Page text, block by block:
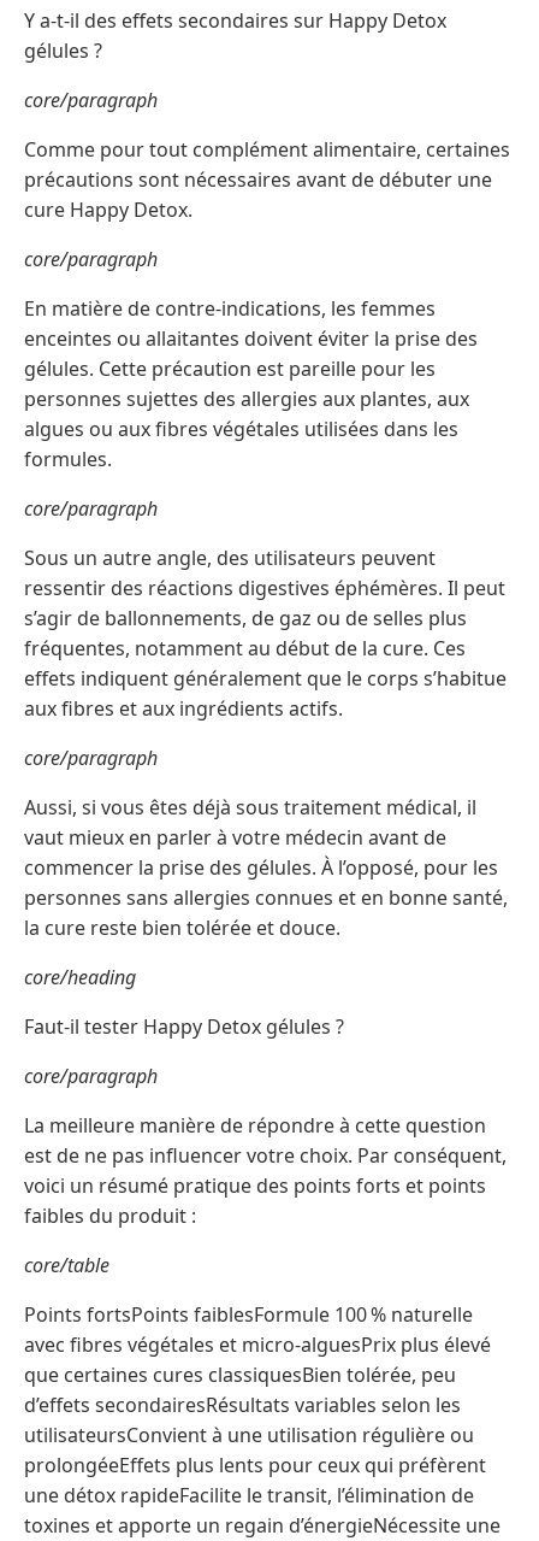
Y a-t-il des effets secondaires sur Happy Detox
gélules ?
core/paragraph
Comme pour tout complément alimentaire, certaines
précautions sont nécessaires avant de débuter une
cure Happy Detox.
core/paragraph
En matière de contre-indications, les femmes
enceintes ou allaitantes doivent éviter la prise des
gélules. Cette précaution est pareille pour les
personnes sujettes des allergies aux plantes, aux
algues ou aux fibres végétales utilisées dans les
formules.
core/paragraph
Sous un autre angle, des utilisateurs peuvent
ressentir des réactions digestives éphémères. Il peut
s’agir de ballonnements, de gaz ou de selles plus
fréquentes, notamment au début de la cure. Ces
effets indiquent généralement que le corps s’habitue
aux fibres et aux ingrédients actifs.
core/paragraph
Aussi, si vous êtes déjà sous traitement médical, il
vaut mieux en parler à votre médecin avant de
commencer la prise des gélules. À l’opposé, pour les
personnes sans allergies connues et en bonne santé,
la cure reste bien tolérée et douce.
core/heading
Faut-il tester Happy Detox gélules ?
core/paragraph
La meilleure manière de répondre à cette question
est de ne pas influencer votre choix. Par conséquent,
voici un résumé pratique des points forts et points
faibles du produit :
core/table
Points fortsPoints faiblesFormule 100 % naturelle
avec fibres végétales et micro-alguesPrix plus élevé
que certaines cures classiquesBien tolérée, peu
d’effets secondairesRésultats variables selon les
utilisateursConvient à une utilisation régulière ou
prolongéeEffets plus lents pour ceux qui préfèrent
une détox rapideFacilite le transit, l’élimination de
toxines et apporte un regain d’énergieNécessite une